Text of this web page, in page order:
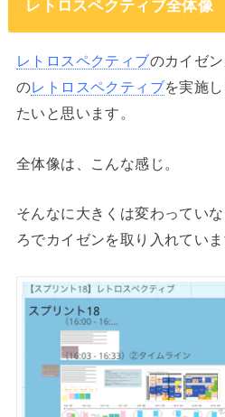
レトロスペクティブ全体像
レトロスペクティブのカイゼ
のレトロスペクティブを実施
たいと思います。
全体像は、こんな感じ。
そんなに大きくは変わってい
ろでカイゼンを取り入れていま